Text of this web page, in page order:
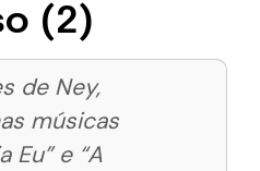
(2)
de Ney,
músicas
Eu” e “A